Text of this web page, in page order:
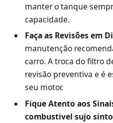
manter o tanque
capacidade.
Faça as Revisões em
manutenção
carro. A troca do filtro
revisão preventiva e é
seu motor.
Fique Atento aos
combustivel sujo